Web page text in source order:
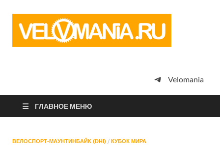
просто
Velomania
ГЛАВНОЕ МЕНЮ
ВЕЛОСПОРТ-МАУНТИНБАЙК (DHI) / КУБОК МИРА